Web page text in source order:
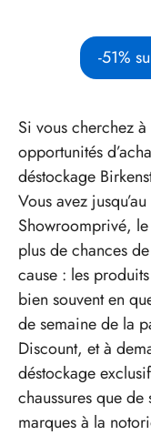
-51%
Si vous cherchez
opportunités
déstockage
Vous avez
Showroomprivé,
plus de chances
cause : les
bien souvent en
de semaine de la
Discount, et à
déstockage
chaussures que
marques à la